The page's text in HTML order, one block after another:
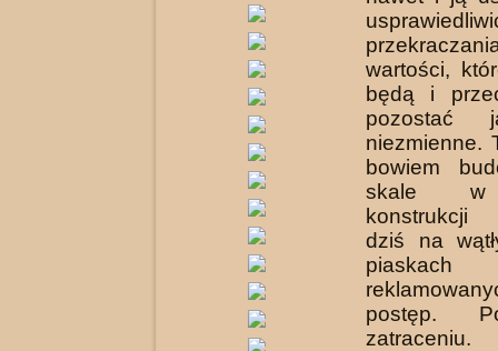
wartości,
będą i
pozostać
niezmienne.
bowiem
skale w
konstrukcji
dziś na
postęp.
zatraceniu.